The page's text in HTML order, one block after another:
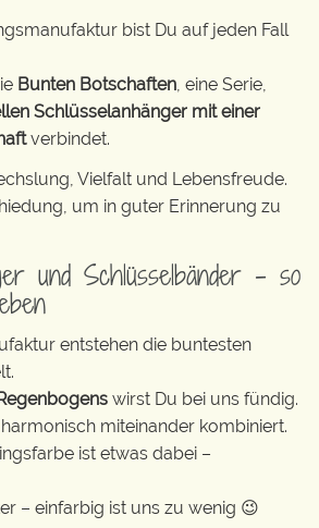
bist Du auf jeden Fall
Bunten Botschaften , eine Serie,
Schlüsselanhänger mit einer
verbindet.
Vielfalt und Lebensfreude.
um in guter Erinnerung zu
und Schlüsselbänder – so
entstehen die buntesten
wirst Du bei uns fündig.
miteinander kombiniert.
ist etwas dabei –
– einfarbig ist uns zu wenig 😉